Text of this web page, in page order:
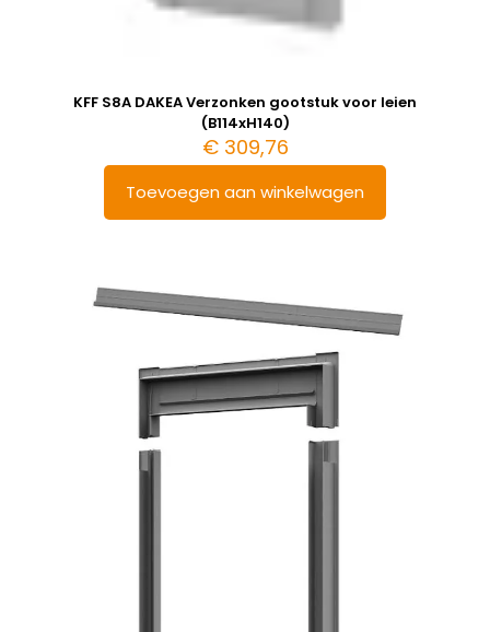
KFF S8A DAKEA Verzonken gootstuk voor leien
(B114xH140)
€309,76
Toevoegen aan winkelwagen